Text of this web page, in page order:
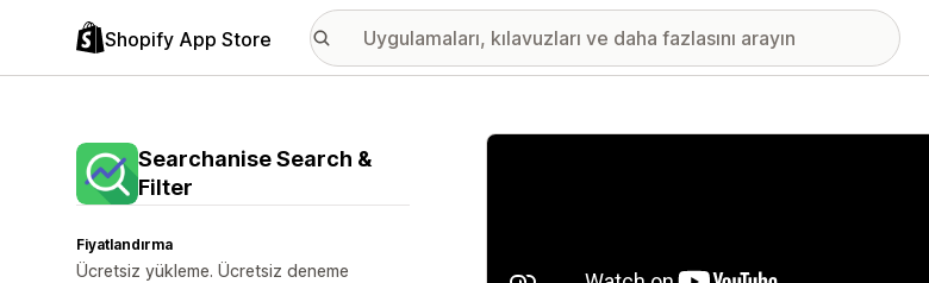
Shopify App Store
Searchanise Search &
Filter
Fiyatlandırma
Ücretsiz yükleme. Ücretsiz deneme
Öne çıkan görsel galerisi